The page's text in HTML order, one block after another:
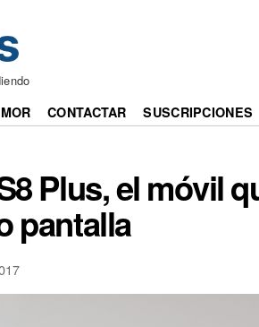
CONTACTAR SUSCRIPCIONES
Plus, el móvil
pantalla